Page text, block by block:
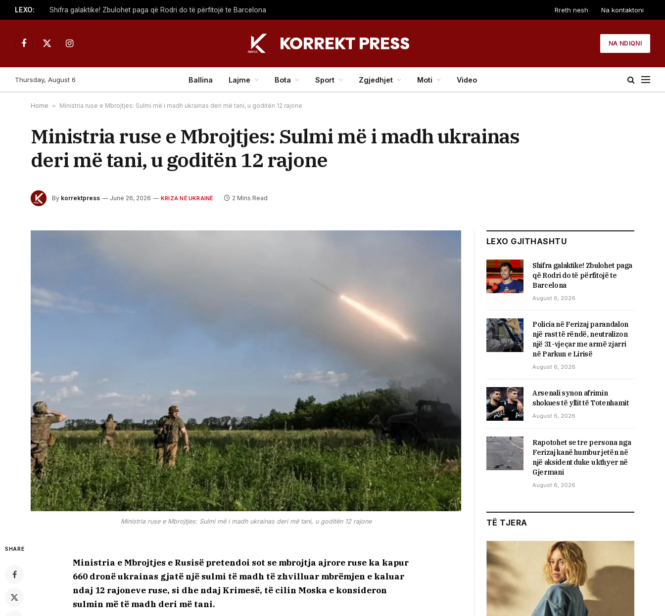
LEXO: Shifra galaktike! Zbulohet paga që Rodri do të përfitojë te Barcelona Rreth nesh Na kontaktoni
Facebook
X
Instagram
NA NDIQNI
Thursday, August 6 Ballina Lajme Bota Sport Zgjedhjet Moti Video
Home » Ministria ruse e Mbrojtjes: Sulmi më i madh ukrainas deri më tani, u goditën 12 rajone
Ministria ruse e Mbrojtjes: Sulmi më i madh ukrainas
deri më tani, u goditën 12 rajone
By korrektpress June 26, 2026 KRIZA NË UKRAINË 2 Mins Read
Ministria ruse e Mbrojtjes: Sulmi më i madh ukrainas deri më tani, u goditën 12 rajone
SHARE
Ministria e Mbrojtjes e Rusisë pretendoi sot se mbrojtja ajrore ruse ka kapur
660 dronë ukrainas gjatë një sulmi të madh të zhvilluar mbrëmjen e kaluar
ndaj 12 rajoneve ruse, si dhe ndaj Krimesë, të cilin Moska e konsideron
sulmin më të madh deri më tani.
LEXO GJITHASHTU
Shifra galaktike! Zbulohet paga
që Rodri do të përfitojë te
Barcelona
August 6, 2026
Policia në Ferizaj parandalon
një rast të rëndë, neutralizon
një 31-vjeçar me armë zjarri
në Parkun e Lirisë
August 6, 2026
Arsenali synon afrimin
shokues të yllit të Totenhamit
August 6, 2026
Rapotohet se tre persona nga
Ferizaj kanë humbur jetën në
një aksident duke u kthyer në
Gjermani
August 6, 2026
TË TJERA